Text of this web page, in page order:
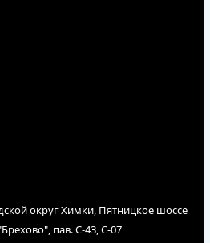
округ Химки, Пятницкое шоссе
пав. С-43, С-07